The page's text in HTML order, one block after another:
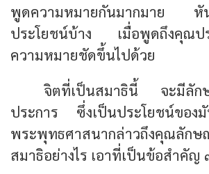
พูดความหมายกันมากมาย หั
ประโยชน์บ้าง เมื่อพูดถึงคุณปร
ความหมายชัดขึ้นไปด้วย
จิตที่เป็นสมาธินี้ จะมีลั
ประการ ซึ่งเป็นประโยชน์ขอ
พระพุทธศาสนากล่าวถึงคุณลักษ
สมาธิอย่างไร เอาที่เป็นข้อสำคัญ